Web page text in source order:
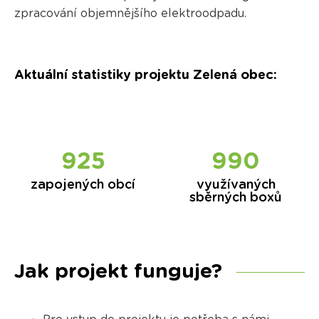
zpracování objemnějšího elektroodpadu.
Aktuální statistiky projektu Zelená obec:
925
zapojených obcí
990
využívaných
sběrných boxů
Jak projekt funguje?